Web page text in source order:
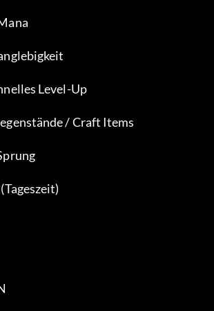
Level-Up
/ Craft Items